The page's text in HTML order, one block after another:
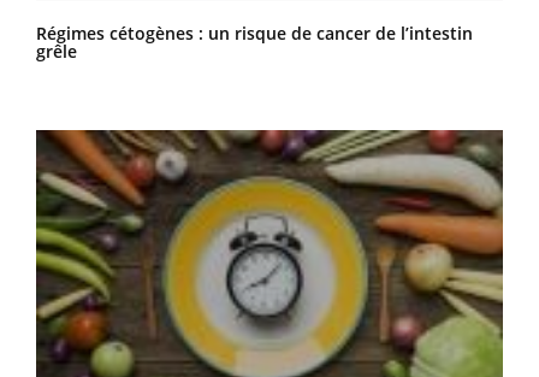
Régimes cétogènes : un risque de cancer de l’intestin
grêle